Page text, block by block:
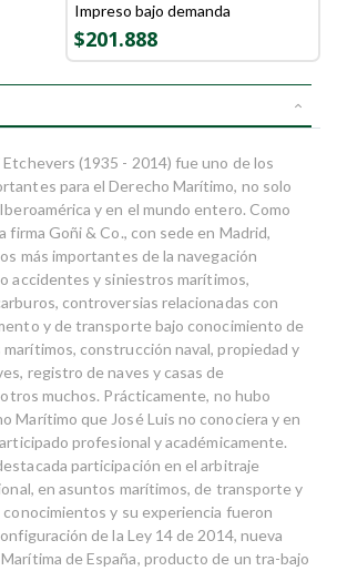
Impreso bajo demanda
$201.888
(1935 - 2014) fue uno de los
para el Derecho Marítimo, no solo
y en el mundo entero. Como
firma Goñi & Co., con sede en Madrid,
más importantes de la navegación
accidentes y siniestros marítimos,
controversias relacionadas con
y de transporte bajo conocimiento de
construcción naval, propiedad y
registro de naves y casas de
muchos. Prácticamente, no hubo
Marítimo que José Luis no conociera y en
profesional y académicamente.
participación en el arbitraje
en asuntos marítimos, de transporte y
conocimientos y su experiencia fueron
de la Ley 14 de 2014, nueva
de España, producto de un tra-bajo